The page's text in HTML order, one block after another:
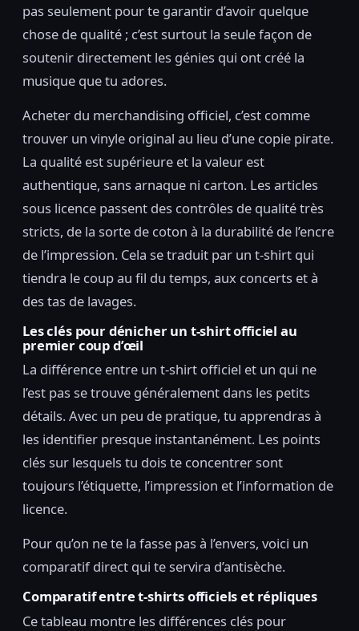
pas seulement pour te garantir d’avoir quelque
chose de qualité ; c’est surtout la seule façon de
soutenir directement les génies qui ont créé la
musique que tu adores.
Acheter du merchandising officiel, c’est comme
trouver un vinyle original au lieu d’une copie pirate.
La qualité est supérieure et la valeur est
authentique, sans arnaque ni carton. Les articles
sous licence passent des contrôles de qualité très
stricts, de la sorte de coton à la durabilité de l’encre
de l’impression. Cela se traduit par un t-shirt qui
tiendra le coup au fil du temps, aux concerts et à
des tas de lavages.
Les clés pour dénicher un t-shirt officiel au
premier coup d’œil
La différence entre un t-shirt officiel et un qui ne
l’est pas se trouve généralement dans les petits
détails. Avec un peu de pratique, tu apprendras à
les identifier presque instantanément. Les points
clés sur lesquels tu dois te concentrer sont
toujours l’étiquette, l’impression et l’information de
licence.
Pour qu’on ne te la fasse pas à l’envers, voici un
comparatif direct qui te servira d’antisèche.
Comparatif entre t-shirts officiels et répliques
Ce tableau montre les différences clés pour